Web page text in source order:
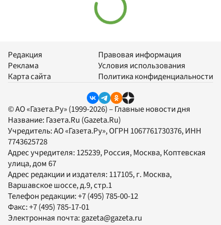
Редакция
Реклама
Карта сайта
Правовая информация
Условия использования
Политика конфиденциальности
© АО «Газета.Ру» (1999-2026) – Главные новости дня
Название: Газета.Ru (Gazeta.Ru)
Учредитель:АО «Газета.Ру», ОГРН 1067761730376, ИНН
7743625728
Адрес учредителя: 125239, Россия, Москва, Коптевская
улица, дом 67
Адрес редакции и издателя: 117105, г. Москва,
Варшавское шоссе, д.9, стр.1
Телефон редакции:+7 (495) 785-00-12
Факс:+7 (495) 785-17-01
Электронная почта:gazeta@gazeta.ru